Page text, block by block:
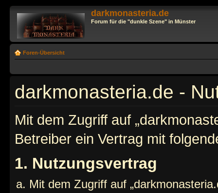
darkmonasteria.de
Forum für die "dunkle Szene" in Münster
Foren-Übersicht
darkmonasteria.de -
Mit dem Zugriff auf
Betreiber ein Vertrag mit
1. Nutzungsvertrag
Mit dem Zugriff auf